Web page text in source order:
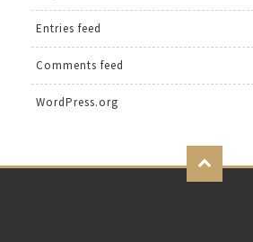
Entries feed
Comments feed
WordPress.org